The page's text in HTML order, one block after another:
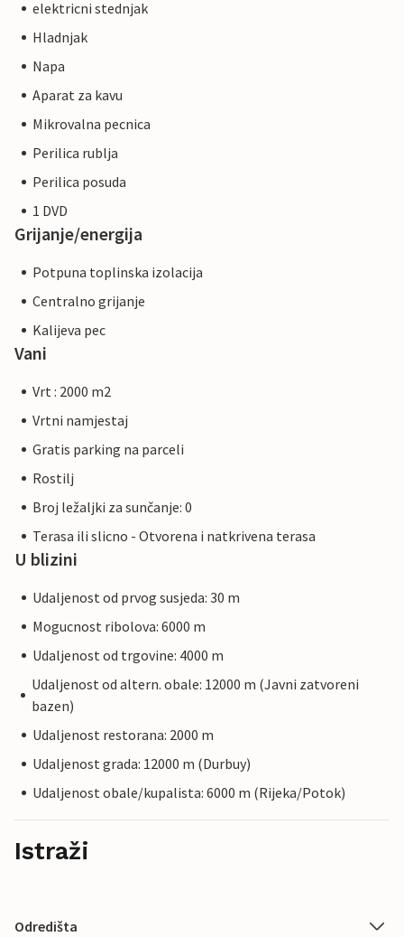
elektricni stednjak
Hladnjak
Napa
Aparat za kavu
Mikrovalna pecnica
Perilica rublja
Perilica posuda
1 DVD
Grijanje/energija
Potpuna toplinska izolacija
Centralno grijanje
Kalijeva pec
Vani
Vrt : 2000 m2
Vrtni namjestaj
Gratis parking na parceli
Rostilj
Broj ležaljki za sunčanje: 0
Terasa ili slicno - Otvorena i natkrivena terasa
U blizini
Udaljenost od prvog susjeda: 30 m
Mogucnost ribolova: 6000 m
Udaljenost od trgovine: 4000 m
Udaljenost od altern. obale: 12000 m (Javni zatvoreni
bazen)
Udaljenost restorana: 2000 m
Udaljenost grada: 12000 m (Durbuy)
Udaljenost obale/kupalista: 6000 m (Rijeka/Potok)
Istraži
Odredišta